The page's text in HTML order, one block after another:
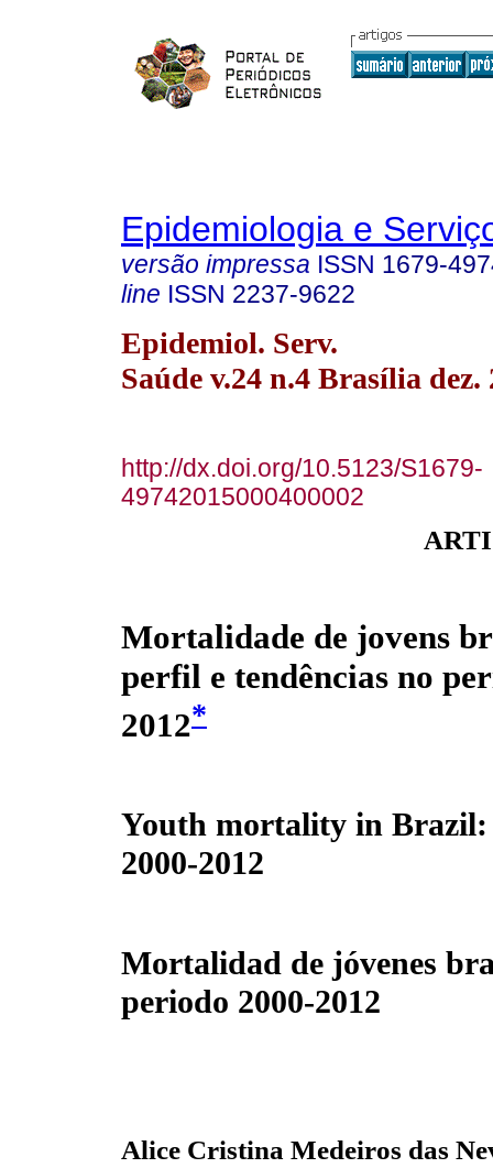
Epidemiologia e
versão impressa ISSN 1679-
line ISSN 2237-9622
Epidemiol. Serv.
Saúde v.24 n.4 Brasília dez.
http://dx.doi.org/10.5123/S1679-
49742015000400002
Mortalidade de jovens
perfil e tendências no
2012*
Youth mortality in
2000-2012
Mortalidad de jóvenes
periodo 2000-2012
Alice Cristina Medeiros das